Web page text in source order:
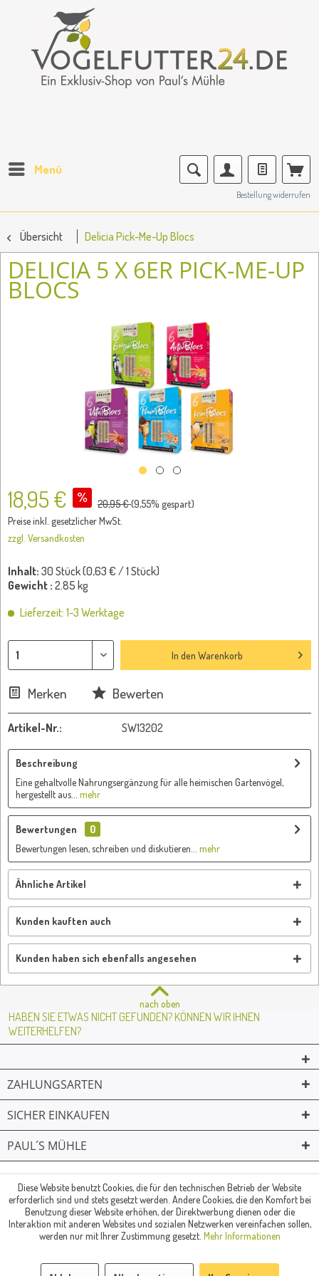
Menü
Bestellung widerrufen
Übersicht Delicia Pick-Me-Up Blocs
DELICIA 5 X 6ER PICK-ME-UP
BLOCS
18,95 € 20,95 €(9,55% gespart)
Preise inkl. gesetzlicher MwSt.
zzgl. Versandkosten
Inhalt: 30 Stück (0,63 € / 1 Stück)
Gewicht : 2.85 kg
Lieferzeit: 1-3 Werktage
In den Warenkorb
Merken Bewerten
Artikel-Nr.: SW13202
Beschreibung
Eine gehaltvolle Nahrungsergänzung für alle heimischen Gartenvögel,
hergestellt aus...
mehr
Bewertungen
0
Bewertungen lesen, schreiben und diskutieren...
mehr
Ähnliche Artikel
Kunden kauften auch
Kunden haben sich ebenfalls angesehen
nach oben
HABEN SIE ETWAS NICHT GEFUNDEN? KÖNNEN WIR IHNEN
WEITERHELFEN?
ZAHLUNGSARTEN
SICHER EINKAUFEN
PAUL´S MÜHLE
© Paul's Mühle | Inhaber: Christof Paul e.K. | Westring 2 | 45659
Recklinghausen
Fax: 02361 -28831 | E-Mail: info@pauls-muehle.de
Diese Website benutzt Cookies, die für den technischen Betrieb der Website
erforderlich sind und stets gesetzt werden. Andere Cookies, die den Komfort bei
Benutzung dieser Website erhöhen, der Direktwerbung dienen oder die
Interaktion mit anderen Websites und sozialen Netzwerken vereinfachen sollen,
werden nur mit Ihrer Zustimmung gesetzt. Mehr Informationen